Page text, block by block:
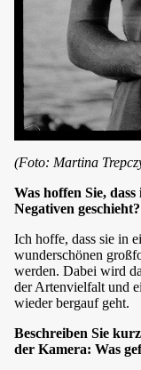
(Foto: Martina
Was hoffen Sie,
Negativen geschieht?
Ich hoffe, dass sie in
wunderschönen
werden. Dabei wird
der Artenvielfalt und
wieder bergauf geht.
Beschreiben Sie
der Kamera: Was